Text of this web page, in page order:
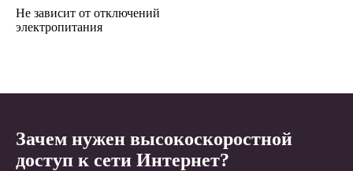
Не зависит от отключений
электропитания
Зачем нужен высокоскоростной
доступ к сети Интернет?